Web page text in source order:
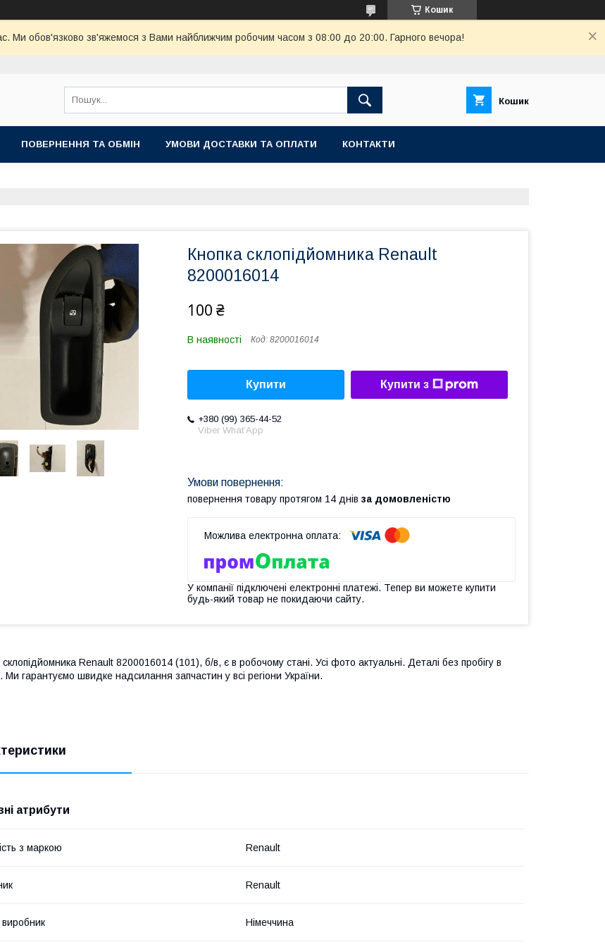
Кошик
Ми обов'язково зв'яжемося з Вами найближчим робочим часом з 08:00 до 20:00. Гарного вечора!
Кошик
ПОВЕРНЕННЯ ТА ОБМІН УМОВИ ДОСТАВКИ ТА ОПЛАТИ КОНТАКТИ
Кнопка склопідйомника Renault
8200016014
100 ₴
В наявності Код: 8200016014
Купити Купити з
+380 (99) 365-44-52
Viber What’App
повернення товару протягом 14 днів за домовленістю
У компанії підключені електронні платежі. Тепер ви можете купити
будь-який товар не покидаючи сайту.
склопідйомника Renault 8200016014 (101), б/в, є в робочому стані. Усі фото актуальні. Деталі без пробігу в
Ми гарантуємо швидке надсилання запчастин у всі регіони України.
атрибути
з маркою Renault
Renault
виробник Німеччина